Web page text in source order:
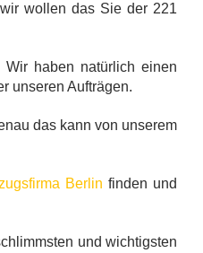
wollen das Sie der 221
Wir haben natürlich einen
unseren Aufträgen.
das kann von unserem
Berlin finden und
und wichtigsten